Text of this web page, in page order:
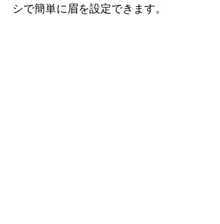
シで簡単に眉を設定できます。